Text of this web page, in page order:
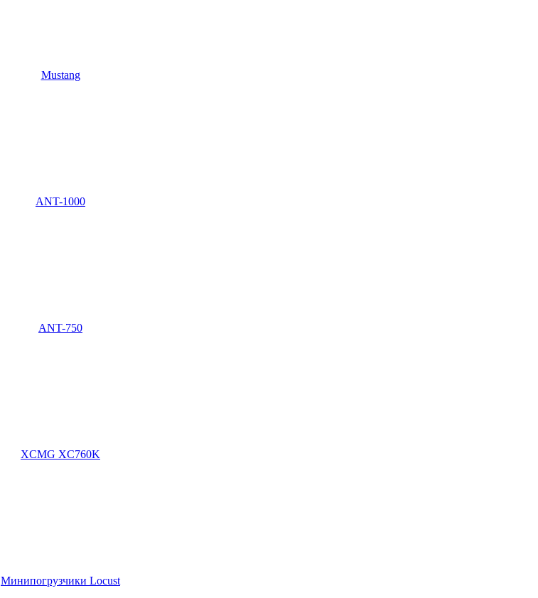
Mustang
ANT-1000
ANT-750
XCMG XC760K
Минипогрузчики Locust